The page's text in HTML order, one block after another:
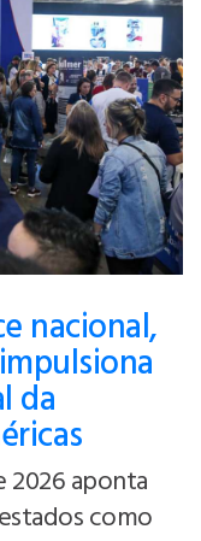
nacional,
da
2026 aponta
como